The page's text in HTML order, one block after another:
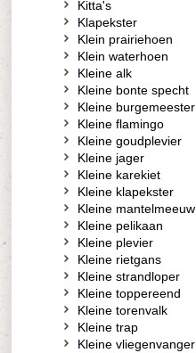
Kitta's
Klapekster
Klein prairiehoen
Klein waterhoen
Kleine alk
Kleine bonte specht
Kleine burgemeester
Kleine flamingo
Kleine goudplevier
Kleine jager
Kleine karekiet
Kleine klapekster
Kleine mantelmeeuw
Kleine pelikaan
Kleine plevier
Kleine rietgans
Kleine strandloper
Kleine toppereend
Kleine torenvalk
Kleine trap
Kleine vliegenvanger